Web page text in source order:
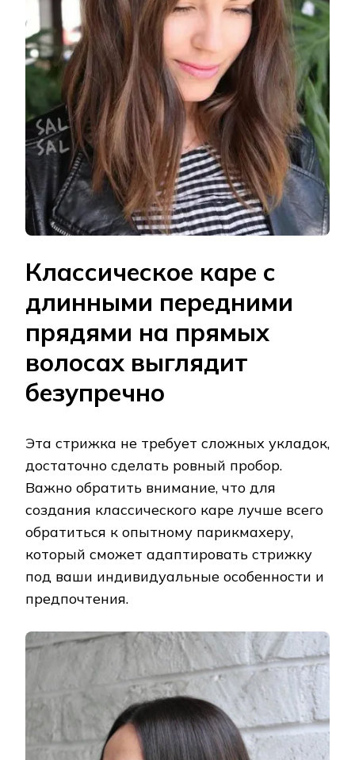
Классическое каре с
длинными передними
прядями на прямых
волосах выглядит
безупречно
Эта стрижка не требует сложных укладок,
достаточно сделать ровный пробор.
Важно обратить внимание, что для
создания классического каре лучше всего
обратиться к опытному парикмахеру,
который сможет адаптировать стрижку
под ваши индивидуальные особенности и
предпочтения.